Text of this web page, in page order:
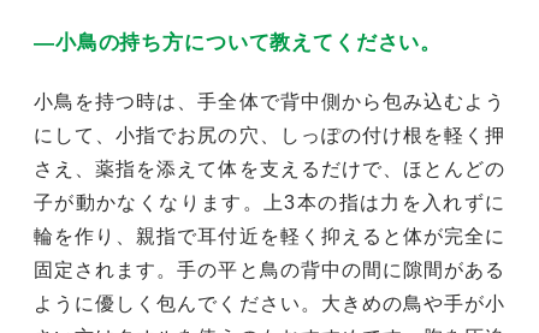
―小鳥の持ち方について教えてください。
小鳥を持つ時は、手全体で背中側から包み込むよう
にして、小指でお尻の穴、しっぽの付け根を軽く押
さえ、薬指を添えて体を支えるだけで、ほとんどの
子が動かなくなります。上3本の指は力を入れずに
輪を作り、親指で耳付近を軽く抑えると体が完全に
固定されます。手の平と鳥の背中の間に隙間がある
ように優しく包んでください。大きめの鳥や手が小